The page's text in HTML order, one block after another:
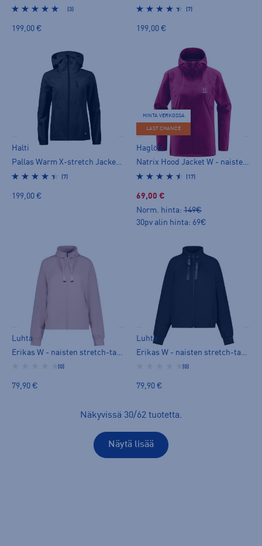
(3)
199,00 €
(7)
199,00 €
Halti
Pallas Warm X-stretch Jacket W+ - naisten stretch-takki
(7)
199,00 €
HINTA VERKOSSA
LAST CHANCE
Haglöfs
Natrix Hood Jacket W - naisten stretch-takki
(17)
69,00 €
Norm. hinta: 149€
30pv alin hinta: 69€
Luhta
(0)
79,90 €
Luhta
(0)
79,90 €
Näkyvissä 30/62 tuotetta.
Näytä lisää